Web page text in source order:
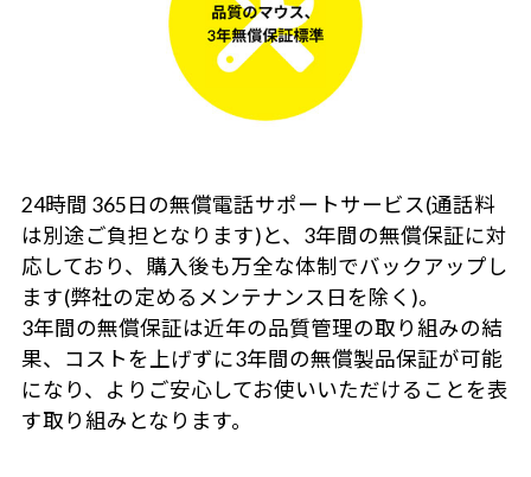
24時間 365日の無償電話サポートサービス(通話料
は別途ご負担となります)と、3年間の無償保証に対
応しており、購入後も万全な体制でバックアップし
ます(弊社の定めるメンテナンス日を除く)。
3年間の無償保証は近年の品質管理の取り組みの結
果、コストを上げずに3年間の無償製品保証が可能
になり、よりご安心してお使いいただけることを表
す取り組みとなります。